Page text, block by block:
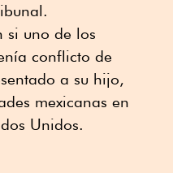
si uno de los
conflicto de
a su hijo,
mexicanas en
Unidos.